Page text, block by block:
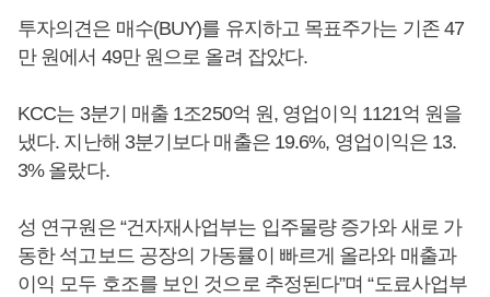
투자의견은 매수(BUY)를 유지하고 목표주가는 기존 47
만 원에서 49만 원으로 올려 잡았다.
KCC는 3분기 매출 1조250억 원, 영업이익 1121억 원을
냈다. 지난해 3분기보다 매출은 19.6%, 영업이익은 13.
3% 올랐다.
성 연구원은 “건자재사업부는 입주물량 증가와 새로 가
동한 석고보드 공장의 가동률이 빠르게 올라와 매출과
이익 모두 호조를 보인 것으로 추정된다”며 “도료사업부